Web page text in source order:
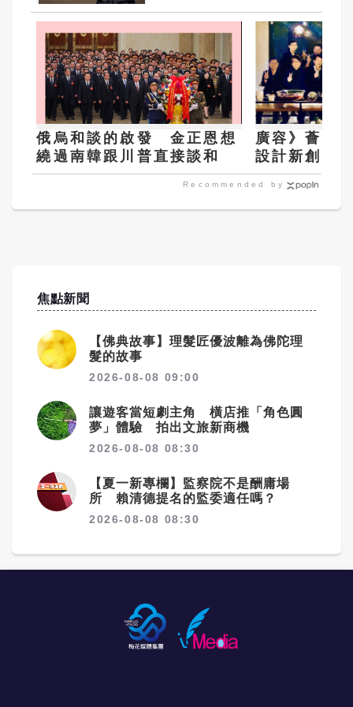
俄烏和談的啟發 金正恩想
繞過南韓跟川普直接談和
廣容》薈設
設計新創力
Recommended by
焦點新聞
【佛典故事】理髮匠優波離為佛陀理
髮的故事
2026-08-08 09:00
讓遊客當短劇主角 橫店推「角色圓
夢」體驗 拍出文旅新商機
2026-08-08 08:30
【夏一新專欄】監察院不是酬庸場
所 賴清德提名的監委適任嗎？
2026-08-08 08:30